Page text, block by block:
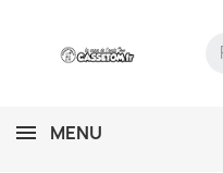
MENU